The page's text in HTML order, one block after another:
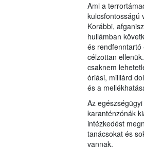
Ami a
kulcsfontosságú
Korábbi,
hullámban
és rendfenntartó
célzottan
csaknem
óriási, milliárd
és a
Az
karanténzónák
intézkedést
tanácsokat és
vannak.